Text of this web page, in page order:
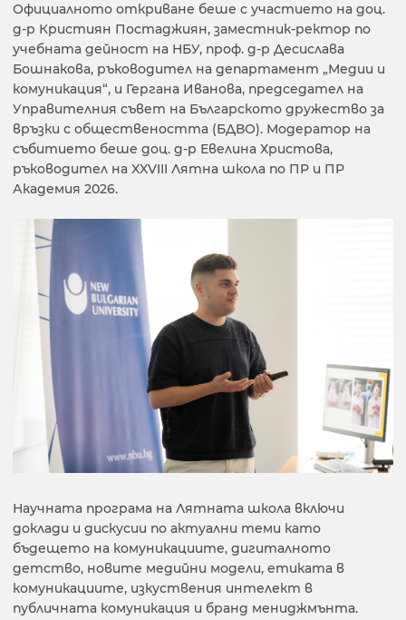
Официалното откриване беше с участието на доц.
д-р Кристиян Постаджиян, заместник-ректор по
учебната дейност на НБУ, проф. д-р Десислава
Бошнакова, ръководител на департамент „Медии и
комуникация“, и Гергана Иванова, председател на
Управителния съвет на Българското дружество за
връзки с обществеността (БДВО). Модератор на
събитието беше доц. д-р Евелина Христова,
ръководител на XXVIII Лятна школа по ПР и ПР
Академия 2026.
Научната програма на Лятната школа включи
доклади и дискусии по актуални теми като
бъдещето на комуникациите, дигиталното
детство, новите медийни модели, етиката в
комуникациите, изкуствения интелект в
публичната комуникация и бранд мениджмънта.